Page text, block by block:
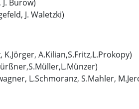
Burow)
J. Waletzki)
A.Kilian,S.Fritz,L.Prokopy)
L.Schmoranz, S.Mahler,